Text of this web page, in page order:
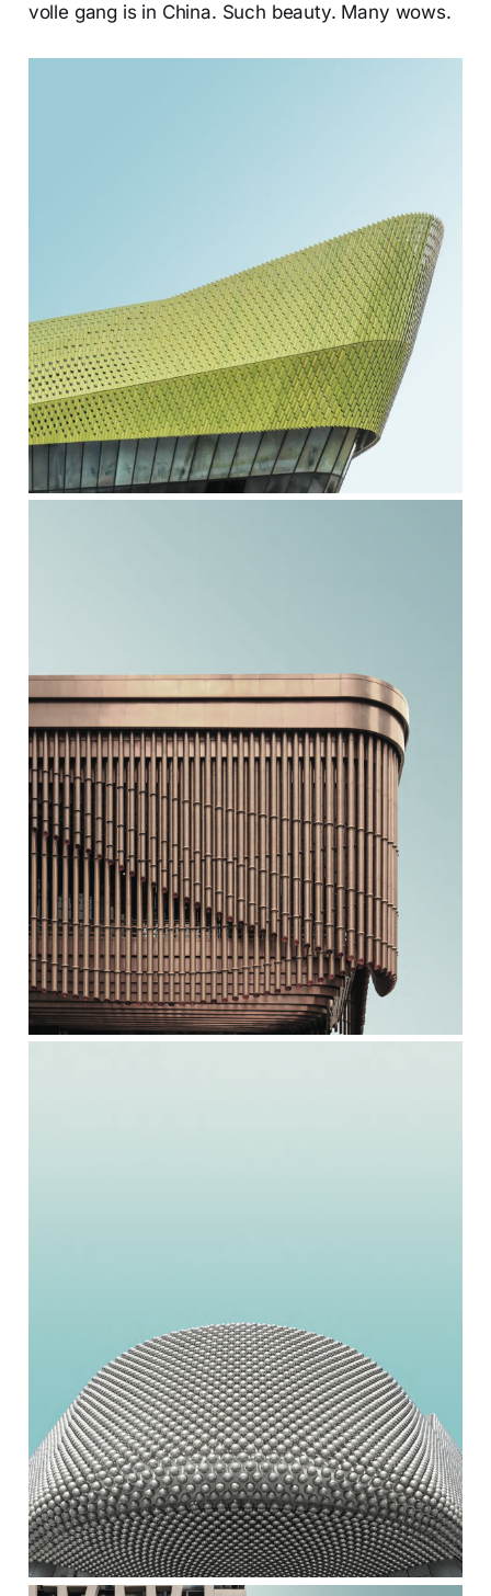
volle gang is in China. Such beauty. Many wows.